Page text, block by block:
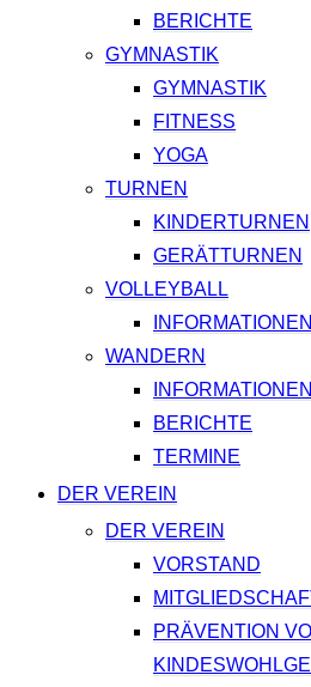
BERICHTE
GYMNASTIK
GYMNASTIK
FITNESS
YOGA
TURNEN
KINDERTURNEN
GERÄTTURNEN
VOLLEYBALL
INFORMATIONEN
WANDERN
INFORMATIONEN
BERICHTE
TERMINE
DER VEREIN
DER VEREIN
VORSTAND
PRÄVENTION